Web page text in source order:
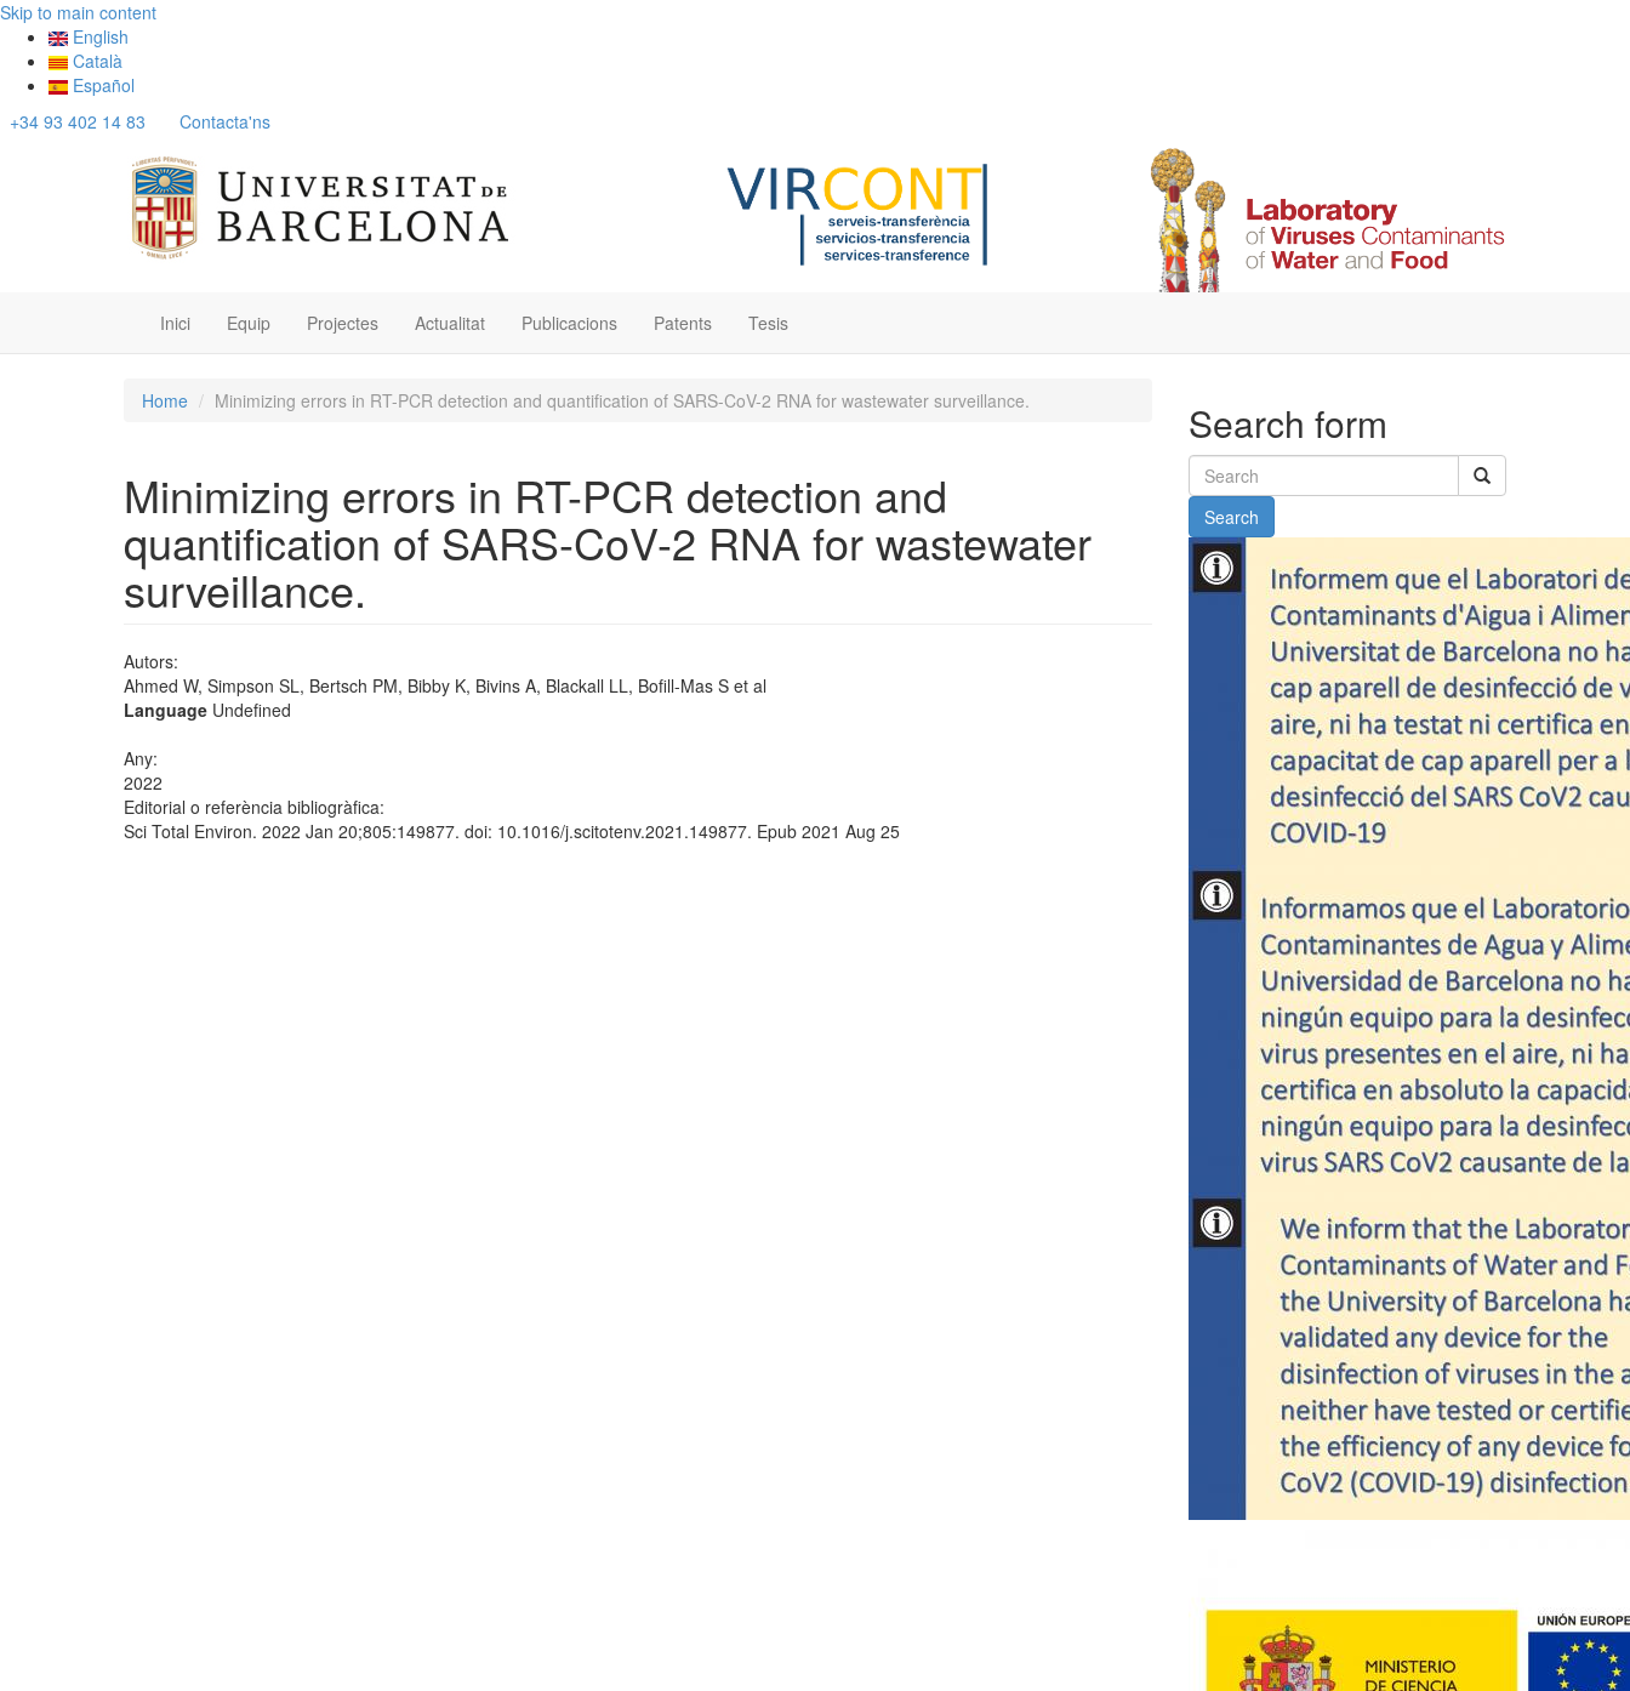
Skip to main content
English
Català
Español
+34 93 402 14 83
Contacta'ns
Inici Equip Projectes Actualitat Publicacions Patents Tesis
Home Minimizing errors in RT-PCR detection and quantification of SARS-CoV-2 RNA for wastewater surveillance.
Minimizing errors in RT-PCR detection and
quantification of SARS-CoV-2 RNA for wastewater
surveillance.
Autors:
Ahmed W, Simpson SL, Bertsch PM, Bibby K, Bivins A, Blackall LL, Bofill-Mas S et al
Language Undefined
Any:
2022
Editorial o referència bibliogràfica:
Sci Total Environ. 2022 Jan 20;805:149877. doi: 10.1016/j.scitotenv.2021.149877. Epub 2021 Aug 25
Search form
Search